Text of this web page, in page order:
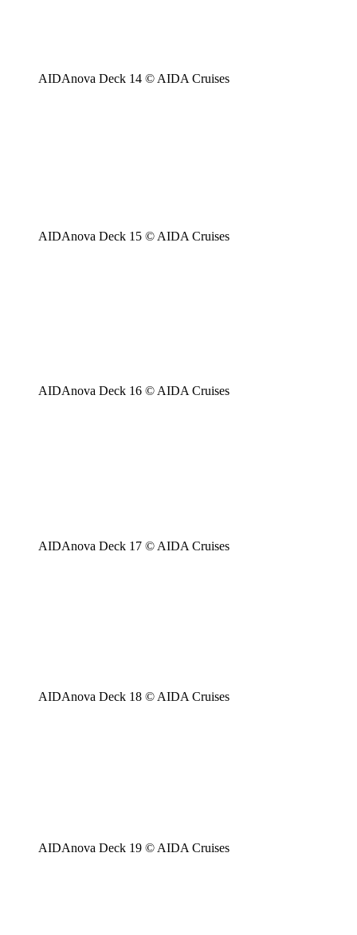
AIDAnova Deck 14 © AIDA Cruises
AIDAnova Deck 15 © AIDA Cruises
AIDAnova Deck 16 © AIDA Cruises
AIDAnova Deck 17 © AIDA Cruises
AIDAnova Deck 18 © AIDA Cruises
AIDAnova Deck 19 © AIDA Cruises